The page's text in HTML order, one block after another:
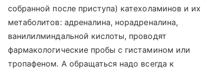
собранной после приступа) катехоламинов и их
метаболитов: адреналина, норадреналина,
ванилилминдальной кислоты, проводят
фармакологические пробы с гистамином или
тропафеном. А обращаться надо всегда к